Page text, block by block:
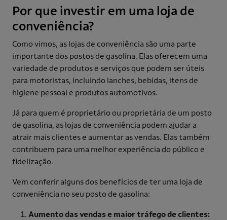
Por que investir em uma loja de
conveniência?
Como vimos, as lojas de conveniência são uma parte
importante dos postos de gasolina. Elas oferecem uma
variedade de produtos e serviços que podem ser úteis
para motoristas, incluindo lanches, bebidas, itens de
higiene pessoal e produtos automotivos.
Já para quem é proprietário ou proprietária de um posto
de gasolina, as lojas de conveniência podem ajudar a
atrair mais clientes e aumentar as vendas. Elas também
contribuem para uma melhor experiência do público e
fidelização.
Vem conferir alguns dos benefícios de ter uma loja de
conveniência no seu posto de gasolina:
Aumento das vendas e maior tráfego de clientes: